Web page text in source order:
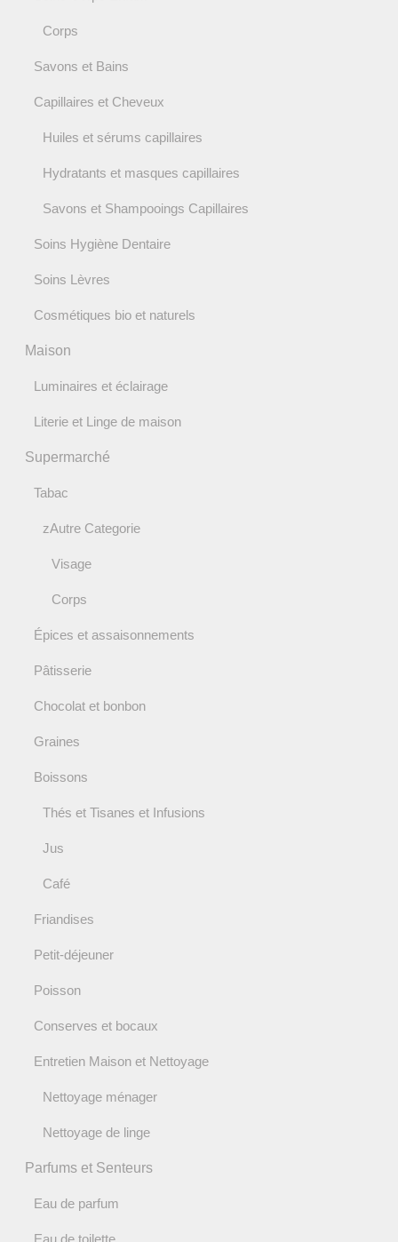
Corps
Savons et Bains
Capillaires et Cheveux
Huiles et sérums capillaires
Hydratants et masques capillaires
Savons et Shampooings Capillaires
Soins Hygiène Dentaire
Soins Lèvres
Cosmétiques bio et naturels
Maison
Luminaires et éclairage
Literie et Linge de maison
Supermarché
Tabac
zAutre Categorie
Visage
Corps
Épices et assaisonnements
Pâtisserie
Chocolat et bonbon
Graines
Boissons
Thés et Tisanes et Infusions
Jus
Café
Friandises
Petit-déjeuner
Poisson
Conserves et bocaux
Entretien Maison et Nettoyage
Nettoyage ménager
Nettoyage de linge
Parfums et Senteurs
Eau de parfum
Eau de toilette